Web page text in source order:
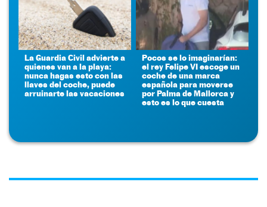
La Guardia Civil advierte a
quienes van a la playa:
nunca hagas esto con las
llaves del coche, puede
arruinarte las vacaciones
Pocos se lo imaginarían:
el rey Felipe VI escoge un
coche de una marca
española para moverse
por Palma de Mallorca y
esto es lo que cuesta